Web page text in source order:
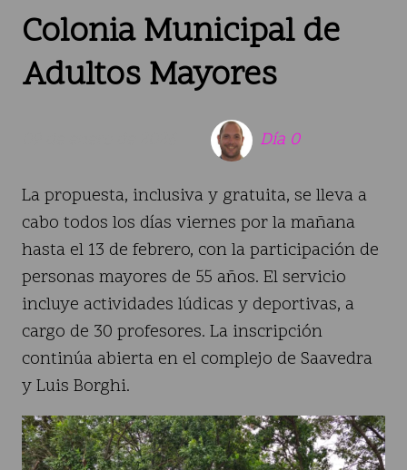
Colonia Municipal de
Adultos Mayores
La propuesta, inclusiva y gratuita, se lleva a
cabo todos los días viernes por la mañana
hasta el 13 de febrero, con la participación de
personas mayores de 55 años. El servicio
incluye actividades lúdicas y deportivas, a
cargo de 30 profesores. La inscripción
continúa abierta en el complejo de Saavedra
y Luis Borghi.
Día 0